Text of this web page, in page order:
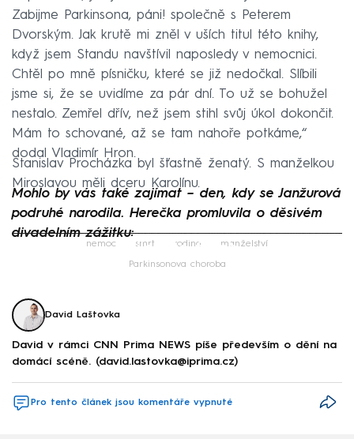
Zabijme Parkinsona, páni! společně s Peterem
Dvorským. Jak krutě mi zněl v uších titul této knihy,
když jsem Standu navštívil naposledy v nemocnici.
Chtěl po mně písničku, které se již nedočkal. Slíbili
jsme si, že se uvidíme za pár dní. To už se bohužel
nestalo. Zemřel dřív, než jsem stihl svůj úkol dokončit.
Mám to schované, až se tam nahoře potkáme,“
dodal Vladimír Hron.
Stanislav Procházka byl šťastně ženatý. S manželkou
Miroslavou měli dceru Karolínu.
Mohlo by vás také zajímat – den, kdy se Janžurová
podruhé narodila. Herečka promluvila o děsivém
divadelním zážitku:
Failed to fetch
nemoc smrt rodina manželství
Parkinsonova choroba
David Laštovka
David v rámci CNN Prima NEWS píše především o dění na
domácí scéně. (david.lastovka@iprima.cz)
Pro tento článek jsou komentáře vypnuté